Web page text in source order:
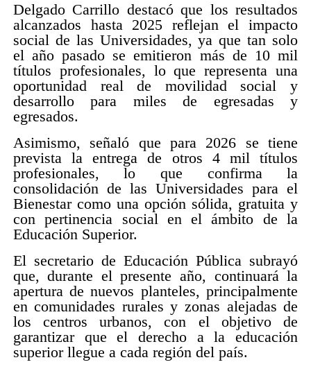
Delgado Carrillo destacó que los resultados
alcanzados hasta 2025 reflejan el impacto
social de las Universidades, ya que tan solo
el año pasado se emitieron más de 10 mil
títulos profesionales, lo que representa una
oportunidad real de movilidad social y
desarrollo para miles de egresadas y
egresados.
Asimismo, señaló que para 2026 se tiene
prevista la entrega de otros 4 mil títulos
profesionales, lo que confirma la
consolidación de las Universidades para el
Bienestar como una opción sólida, gratuita y
con pertinencia social en el ámbito de la
Educación Superior.
El secretario de Educación Pública subrayó
que, durante el presente año, continuará la
apertura de nuevos planteles, principalmente
en comunidades rurales y zonas alejadas de
los centros urbanos, con el objetivo de
garantizar que el derecho a la educación
superior llegue a cada región del país.